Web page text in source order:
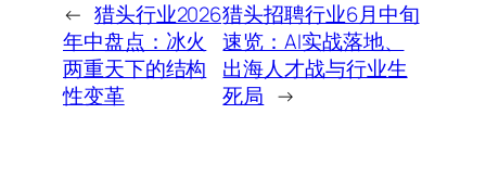
← 猎头行业2026
年中盘点：冰火
两重天下的结构
性变革
猎头招聘行业6月中旬
速览：AI实战落地、
出海人才战与行业生
死局 →